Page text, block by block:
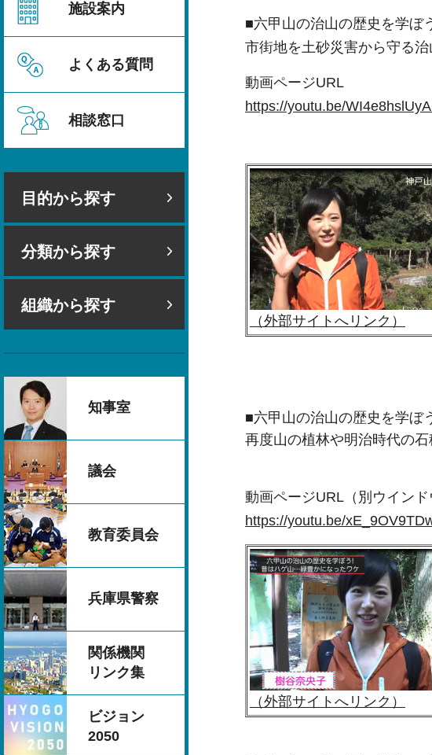
施設案内
よくある質問
相談窓口
目的から探す
分類から探す
組織から探す
知事室
議会
教育委員会
兵庫県警察
関係機関
リンク集
ビジョン
2050
■六甲山の治山の歴史を学ぼ
市街地を土砂災害から守る
動画ページURL
https://youtu.be/
（外部サイトへリンク）
■六甲山の治山の歴史を学ぼ
再度山の植林や明治時代の
動画ページURL（別ウインド
https://youtu.be/
（外部サイトへリンク）